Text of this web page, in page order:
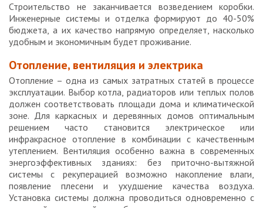
Строительство не заканчивается возведением коробки.
Инженерные системы и отделка формируют до 40-50%
бюджета, а их качество напрямую определяет, насколько
удобным и экономичным будет проживание.
Отопление, вентиляция и электрика
Отопление – одна из самых затратных статей в процессе
эксплуатации. Выбор котла, радиаторов или теплых полов
должен соответствовать площади дома и климатической
зоне. Для каркасных и деревянных домов оптимальным
решением часто становится электрическое или
инфракрасное отопление в комбинации с качественным
утеплением. Вентиляция особенно важна в современных
энергоэффективных зданиях: без приточно-вытяжной
системы с рекуперацией возможно накопление влаги,
появление плесени и ухудшение качества воздуха.
Установка системы должна проводиться одновременно с